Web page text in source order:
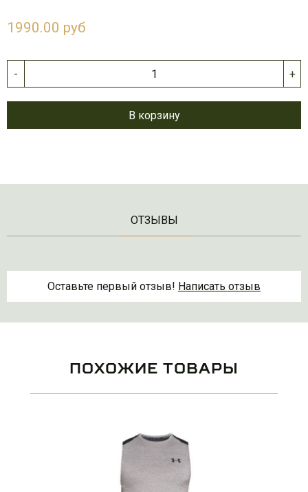
1990.00 руб
- +
В корзину
ОТЗЫВЫ
Оставьте первый отзыв! Написать отзыв
ПОХОЖИЕ ТОВАРЫ